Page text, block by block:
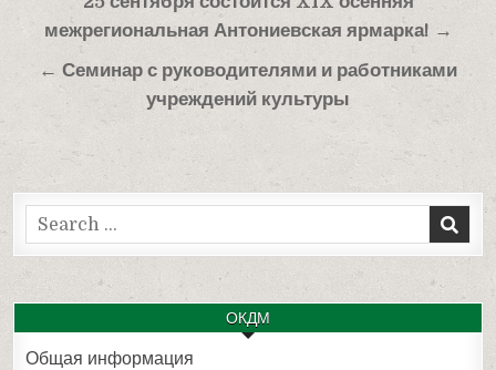
по
записям
межрегиональная Антониевская ярмарка! →
← Семинар с руководителями и работниками
учреждений культуры
Search
for:
ОКДМ
Общая информация